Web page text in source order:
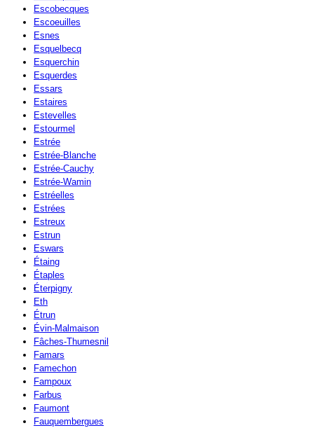
Escobecques
Escoeuilles
Esnes
Esquelbecq
Esquerchin
Esquerdes
Essars
Estaires
Estevelles
Estourmel
Estrée
Estrée-Blanche
Estrée-Cauchy
Estrée-Wamin
Estréelles
Estrées
Estreux
Estrun
Eswars
Étaing
Étaples
Éterpigny
Eth
Étrun
Évin-Malmaison
Fâches-Thumesnil
Famars
Famechon
Fampoux
Farbus
Faumont
Fauquembergues